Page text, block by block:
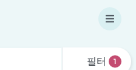
필터 1